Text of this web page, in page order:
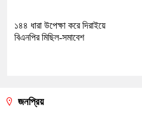
১৪৪ ধারা উপেক্ষা করে দিরাইয়ে
বিএনপির মিছিল-সমাবেশ
জনপ্রিয়